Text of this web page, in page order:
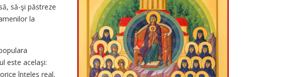
să-şi păstreze
la
este acelaşi:
înţeles real,